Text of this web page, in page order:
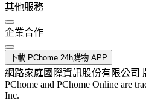
其他服務
企業合作
下載 PChome 24h購物 APP
網路家庭國際資訊股份有限公司
PChome and PChome Online are
Inc.